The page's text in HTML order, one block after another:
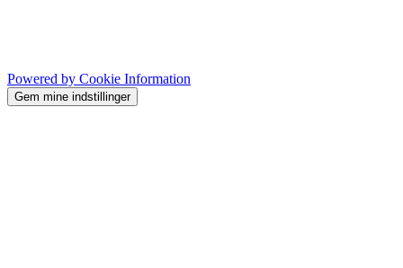
Powered by Cookie Information
Gem mine indstillinger